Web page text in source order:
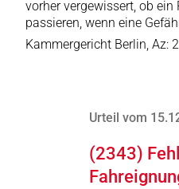
vorher vergewissert, ob
passieren, wenn eine
Kammergericht Berlin, Az:
Urteil vom
(2343)